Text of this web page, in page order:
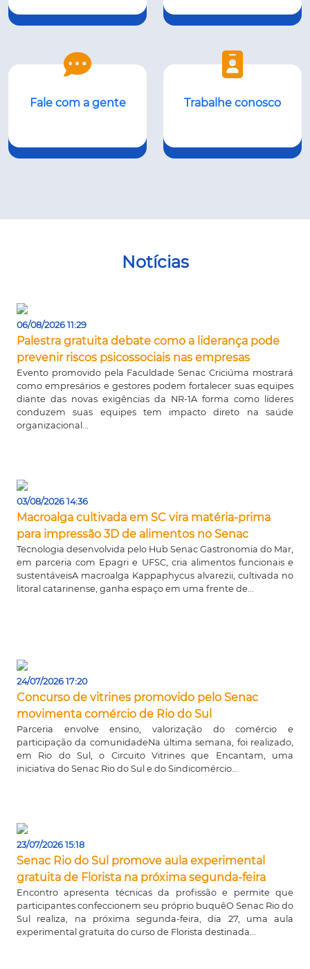
Fale com a gente Trabalhe conosco
Notícias
06/08/2026 11:29
Palestra gratuita debate como a liderança pode
prevenir riscos psicossociais nas empresas
Evento promovido pela Faculdade Senac Criciúma mostrará
como empresários e gestores podem fortalecer suas equipes
diante das novas exigências da NR-1A forma como líderes
conduzem suas equipes tem impacto direto na saúde
organizacional...
03/08/2026 14:36
Macroalga cultivada em SC vira matéria-prima
para impressão 3D de alimentos no Senac
Tecnologia desenvolvida pelo Hub Senac Gastronomia do Mar,
em parceria com Epagri e UFSC, cria alimentos funcionais e
sustentáveisA macroalga Kappaphycus alvarezii, cultivada no
litoral catarinense, ganha espaço em uma frente de...
24/07/2026 17:20
Concurso de vitrines promovido pelo Senac
movimenta comércio de Rio do Sul
Parceria envolve ensino, valorização do comércio e
participação da comunidadeNa última semana, foi realizado,
em Rio do Sul, o Circuito Vitrines que Encantam, uma
iniciativa do Senac Rio do Sul e do Sindicomércio...
23/07/2026 15:18
Senac Rio do Sul promove aula experimental
gratuita de Florista na próxima segunda-feira
Encontro apresenta técnicas da profissão e permite que
participantes confeccionem seu próprio buquêO Senac Rio do
Sul realiza, na próxima segunda-feira, dia 27, uma aula
experimental gratuita do curso de Florista destinada...